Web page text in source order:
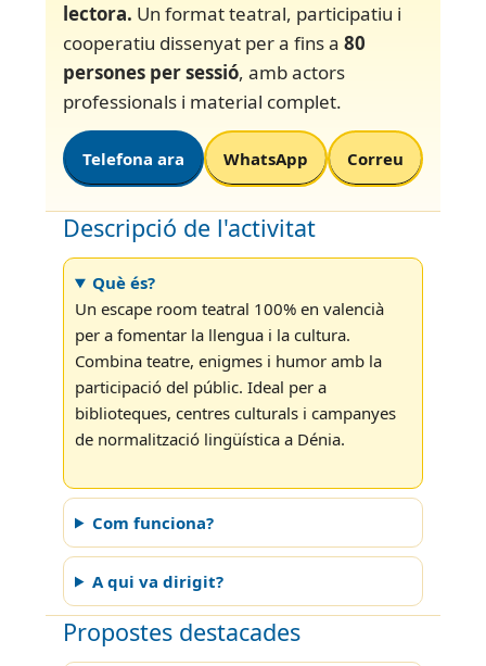
lectora. Un format teatral, participatiu i
cooperatiu dissenyat per a fins a 80
persones per sessió, amb actors
professionals i material complet.
Telefona ara WhatsApp Correu
Descripció de l'activitat
Què és?
Un escape room teatral 100% en valencià
per a fomentar la llengua i la cultura.
Combina teatre, enigmes i humor amb la
participació del públic. Ideal per a
biblioteques, centres culturals i campanyes
de normalització lingüística a Dénia.
Com funciona?
A qui va dirigit?
Propostes destacades